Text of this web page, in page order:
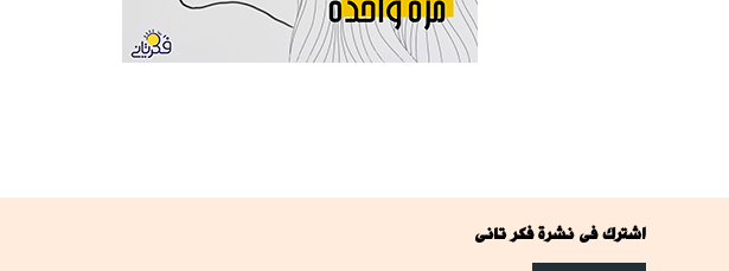
اشترك فى نشرة فكر تانى